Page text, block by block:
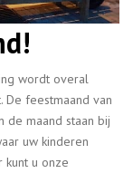
wordt overal
De feestmaand van
de maand staan bij
uw kinderen
kunt u onze